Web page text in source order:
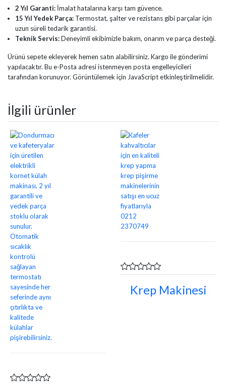
2 Yıl Garanti: İmalat hatalarına karşı tam güvence.
15 Yıl Yedek Parça: Termostat, şalter ve rezistans gibi parçalar için
uzun süreli tedarik garantisi.
Teknik Servis:Deneyimli ekibimizle bakım, onarım ve parça desteği.
Ürünü sepete ekleyerek hemen satın alabilirsiniz. Kargo ile gönderimi
yapılacaktır. Bu e-Posta adresi istenmeyen posta engelleyicileri
tarafından korunuyor. Görüntülemek için JavaScript etkinleştirilmelidir.
İlgili ürünler
Krep Makinesi